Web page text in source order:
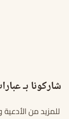
شاركونا بـ
للمزيد من